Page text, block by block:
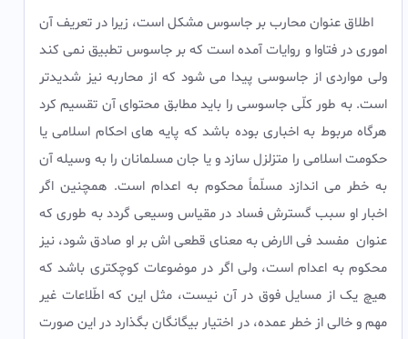
اطلاق عنوان محارب بر جاسوس مشکل است، زیرا در تعریف آن
امورى در فتاوا و روایات آمده است که بر جاسوس تطبیق نمى کند
ولى مواردى از جاسوسى پیدا مى شود که از محاربه نیز شدیدتر
است. به طور کلّى جاسوسى را باید مطابق محتواى آن تقسیم کرد
هرگاه مربوط به اخبارى بوده باشد که پایه هاى احکام اسلامى یا
حکومت اسلامى را متزلزل سازد و یا جان مسلمانان را به وسیله آن
به خطر مى اندازد مسلّماً محکوم به اعدام است. همچنین اگر
اخبار او سبب گسترش فساد در مقیاس وسیعى گردد به طورى که
عنوان مفسد فى الارض به معناى قطعى اش بر او صادق شود، نیز
محکوم به اعدام است، ولى اگر در موضوعات کوچکترى باشد که
هیچ یک از مسایل فوق در آن نیست، مثل این که اطّلاعات غیر
مهم و خالى از خطر عمده، در اختیار بیگانگان بگذارد در این صورت